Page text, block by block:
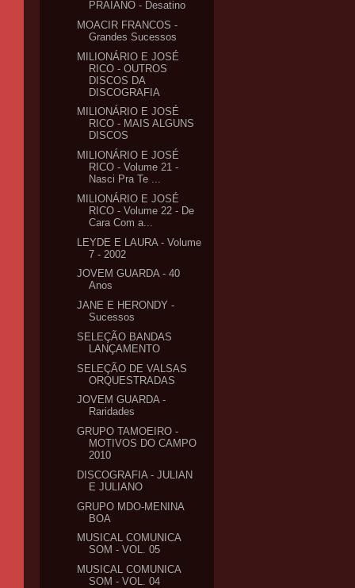
PRAIANO - Desatino
MOACIR FRANCOS -
Grandes Sucessos
MILIONÁRIO E JOSÉ
RICO - OUTROS
DISCOS DA
DISCOGRAFIA
MILIONÁRIO E JOSÉ
RICO - MAIS ALGUNS
DISCOS
MILIONÁRIO E JOSÉ
RICO - Volume 21 -
Nasci Pra Te ...
MILIONÁRIO E JOSÉ
RICO - Volume 22 - De
Cara Com a...
LEYDE E LAURA - Volume
7 - 2002
JOVEM GUARDA - 40
Anos
JANE E HERONDY -
Sucessos
SELEÇÃO BANDAS
LANÇAMENTO
SELEÇÃO DE VALSAS
ORQUESTRADAS
JOVEM GUARDA -
Raridades
GRUPO TAMOEIRO -
MOTIVOS DO CAMPO
2010
DISCOGRAFIA - JULIAN
E JULIANO
GRUPO MDO-MENINA
BOA
MUSICAL COMUNICA
SOM - VOL. 05
MUSICAL COMUNICA
SOM - VOL. 04